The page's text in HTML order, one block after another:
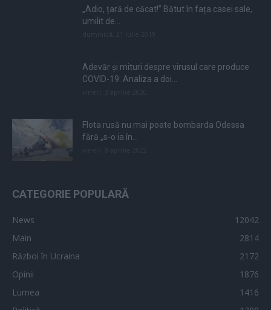
„Adio, țară de căcat!” Bătut în fața casei sale,
umilit de...
Adevăr și mituri despre virusul care produce
COVID-19. Analiza a doi...
Flota rusă nu mai poate bombarda Odessa
fără „s-o ia în...
CATEGORIE POPULARĂ
News
12042
Main
2814
Război în Ucraina
2172
Opinii
1876
Lumea
1416